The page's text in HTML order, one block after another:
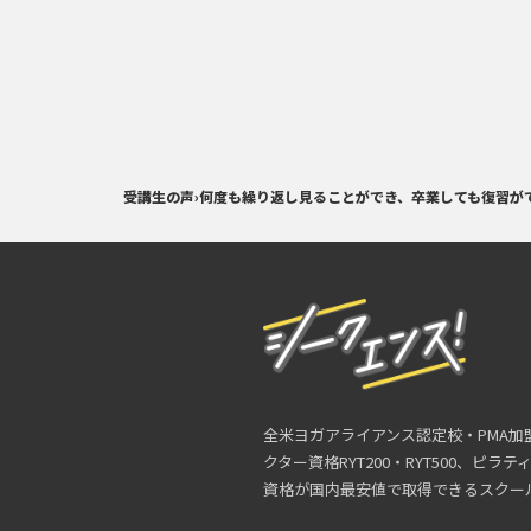
受講生の声›何度も繰り返し見ることができ、卒業しても復習
全米ヨガアライアンス認定校・PMA
クター資格RYT200・RYT500、ピラテ
資格が国内最安値で取得できるスクー